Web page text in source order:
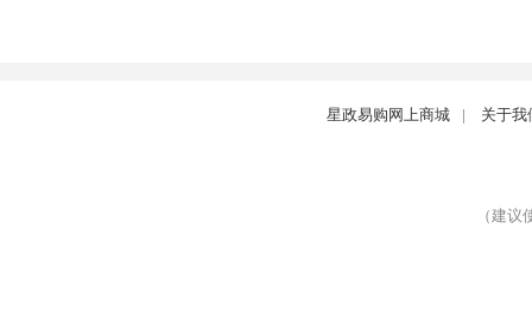
星政易购网上商城 | 关于我
（建